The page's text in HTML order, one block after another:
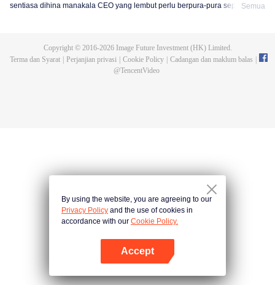
sentiasa dihina manakala CEO yang lembut perlu berpura-pura seperti
romantis ini, mari kita lihat siapa yang akan menang di dalam permaininan
romantis ini dan menyelesaikan misi terlebih dahulu. Semasa perlawanan,
Semua
Copyright © 2016-2026Image Future Investment (HK) Limited.
Terma dan Syarat
Perjanjian privasi Cookie Policy Cadangan dan maklum balas
@TencentVideo
By using the website, you are agreeing to our
Privacy Policy and the use of cookies in
accordance with our Cookie Policy.
Accept